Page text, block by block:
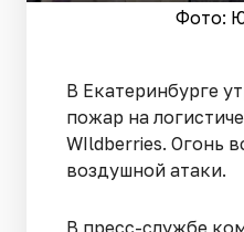
Фото:
В Екатеринбурге
пожар на
WIldberries. Огонь
воздушной атаки.
В пресс-службе